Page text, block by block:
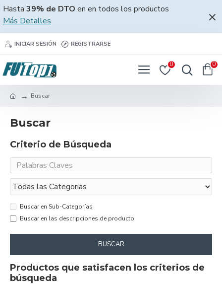
Hasta 39% de DTO en en todos los productos
Más Detalles
INICIAR SESIÓN REGISTRARSE
0 0
Buscar
Buscar
Criterio de Búsqueda
Buscar en Sub-Categorías
Buscar en las descripciones de producto
BUSCAR
Productos que satisfacen los criterios de
búsqueda